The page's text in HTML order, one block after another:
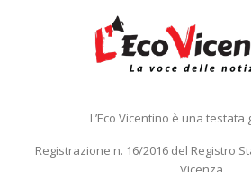
L’Eco Vicentino è una testata
Registrazione n. 16/2016 del Registro